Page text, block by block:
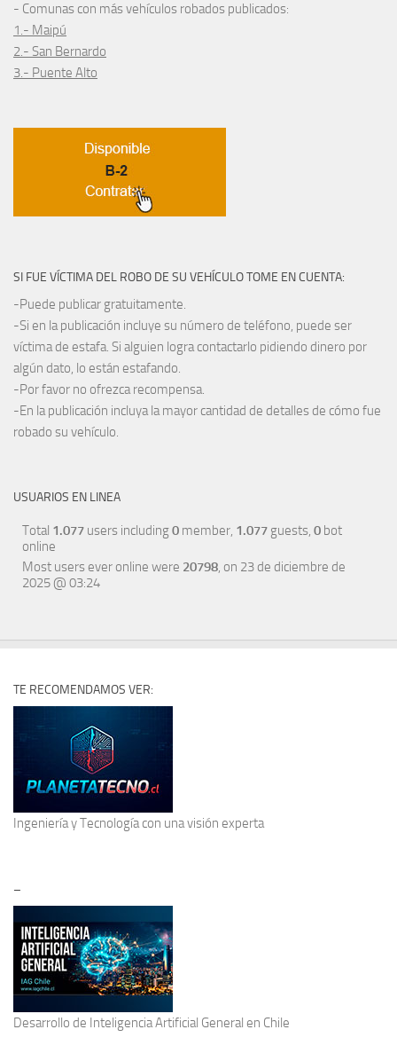
- Comunas con más vehículos robados publicados:
1.- Maipú
2.- San Bernardo
3.- Puente Alto
SI FUE VÍCTIMA DEL ROBO DE SU VEHÍCULO TOME EN CUENTA:
-Puede publicar gratuitamente.
-Si en la publicación incluye su número de teléfono, puede ser
víctima de estafa. Si alguien logra contactarlo pidiendo dinero por
algún dato, lo están estafando.
-Por favor no ofrezca recompensa.
-En la publicación incluya la mayor cantidad de detalles de cómo fue
robado su vehículo.
USUARIOS EN LINEA
Total 1.077 users including0 member, 1.077 guests, 0 bot
online
Most users ever online were 20798, on 23 de diciembre de
2025 @ 03:24
TE RECOMENDAMOS VER:
Ingeniería y Tecnologíacon una visión experta
–
Desarrollo de Inteligencia Artificial General en Chile